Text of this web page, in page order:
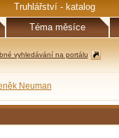
Truhlářství - katalog
Téma měsíce
vyhledávání na portálu
Neuman